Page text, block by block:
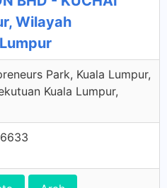
Wilayah
Park, Kuala Lumpur,
Kuala Lumpur,